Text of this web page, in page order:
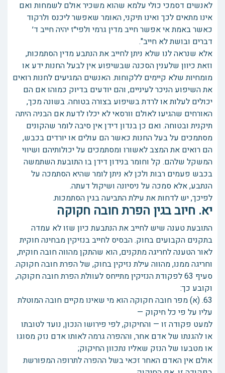
לאנשים דסמכי כולי עלמא שהוא משכיר אולם לשמחות ואם
אינו מתאים לכך ואינו תיקני, האומר שאפשר ליכנס ולרקוד
כאשר באמת אי אפשר חייב מדין גרמי ולפי״ז יהיה חייב ד׳
דברים ובושת לא חייב".
אלא שנראה לנו שלא ניתן לחייב את הנתבע מדין הסתמכות,
וזאת כיוון שלענין הסכנה שבשיפוע אין לבעל החנות ידע או
מומחיות שלא קיימים ללקוחות. האנשים המגיעים לחנות רואים
את השיפוע הניכר לעיניים, והם יודעים בדיוק כמוהו אם הם
יכולים לעלות או לרדת בשיפוע בצורה בטוחה. בשונה מכך,
האורחים שהגיעו לאולם וורסאי לא יכלו לדעת אם הבניה היתה
תיקנית ובטוחה. ואם כן בנדון דידן אין סיבה לומר שהקונים
מסתמכים על בעל החנות כאשר הם עולים או יורדים בכבש,
הם רואים את המצב לאשורו ומסתמכים על יכולותיהם ושיווי
המשקל שלהם. קל וחומר בנידון דידן בו התובעת השתמשה
בכבש פעמים רבות ולכן לא ניתן לומר שהיא הסתמכה על
הנתבע, אלא סמכה על ניסיונה ושיקול דעתה.
לפיכך, יש לדחות את עילת התביעה בגין הסתמכות.
יא. חיוב בגין הפרת חובה חקוקה
התובעת טענה שיש לחייב את הנתבעת כיון שזו לא עמדה
בתקנים הקבועים בחוק. הבסיס לחייב בנזיקין מבחינה חוקית
לאור הטענה לחריגה מתקנים, הוא שהתקן מהווה חובה חוקית,
וחריגה ממנו, מהווה עילת נזיקין בחוק, של הפרת חובה חקוקה.
סעיף 63 לפקודת הנזיקין מתייחס לעוולת הפרת חובה חקוקה,
וקובע כך:
63. (א) מפר חובה חקוקה הוא מי שאינו מקיים חובה המוטלת
עליו על פי כל חיקוק —
למעט פקודה זו — והחיקוק, לפי פירושו הנכון, נועד לטובתו
או להגנתו של אדם אחר, וההפרה גרמה לאותו אדם נזק מסוגו
או מטבעו של הנזק שאליו נתכוון החיקוק;
אולם אין האדם האחר זכאי בשל ההפרה לתרופה המפורשת